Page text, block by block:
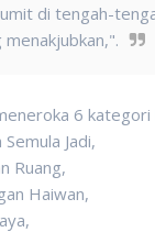
di tengah-
6
Jadi,
Ruang,
Haiwan,